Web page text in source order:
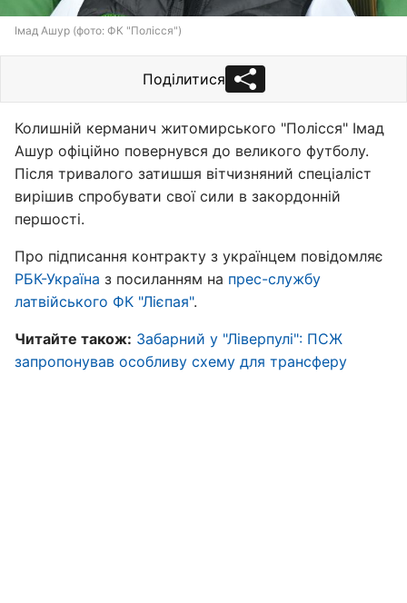
Імад Ашур (фото: ФК "Полісся")
Поділитися
Колишній керманич житомирського "Полісся" Імад
Ашур офіційно повернувся до великого футболу.
Після тривалого затишшя вітчизняний спеціаліст
вирішив спробувати свої сили в закордонній
першості.
Про підписання контракту з українцем повідомляє
РБК-Україна з посиланням на прес-службу
латвійського ФК "Лієпая".
Читайте також: Забарний у "Ліверпулі": ПСЖ
запропонував особливу схему для трансферу